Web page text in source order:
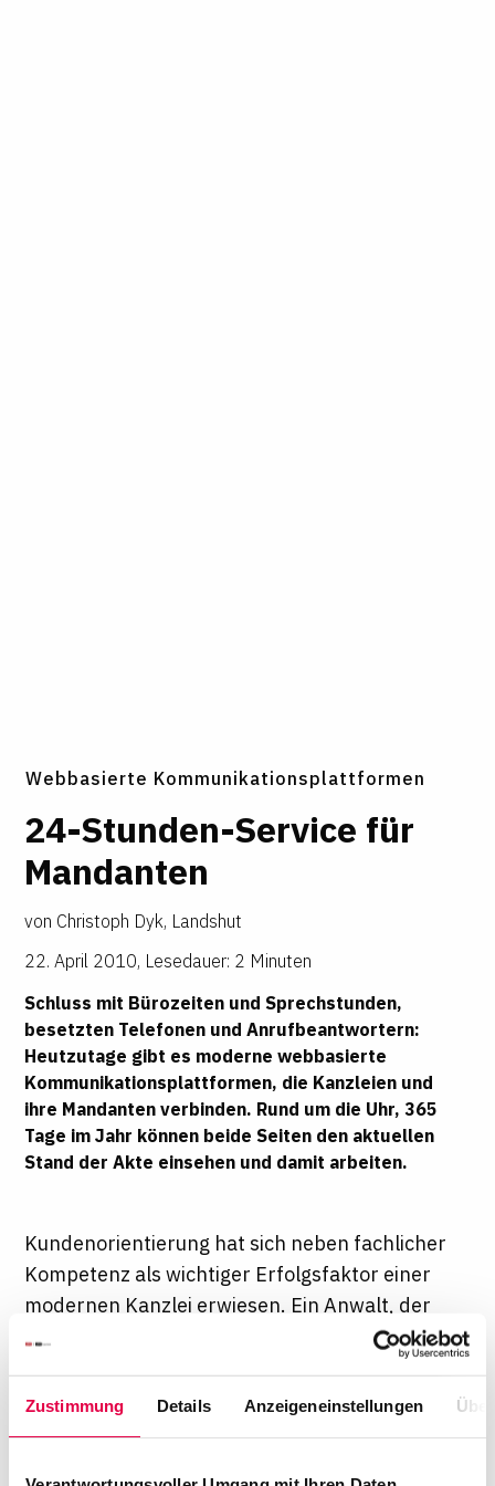
Zustimmung Details Anzeigeneinstellungen
Webbasierte Kommunikationsplattformen
24-Stunden-Service für
Mandanten
von Christoph Dyk, Landshut
22. April 2010, Lesedauer: 2 Minuten
Schluss mit Bürozeiten und Sprechstunden,
besetzten Telefonen und Anrufbeantwortern:
Heutzutage gibt es moderne webbasierte
Kommunikationsplattformen, die Kanzleien und
ihre Mandanten verbinden. Rund um die Uhr, 365
Tage im Jahr können beide Seiten den aktuellen
Stand der Akte einsehen und damit arbeiten.
Kundenorientierung hat sich neben fachlicher
Kompetenz als wichtiger Erfolgsfaktor einer
modernen Kanzlei erwiesen. Ein Anwalt, der
mehr Zeit für die zentralen Anliegen seiner
Mandanten aufwenden kann, verschafft sich
einen klaren Vorteil im Wettbewerb und setzt